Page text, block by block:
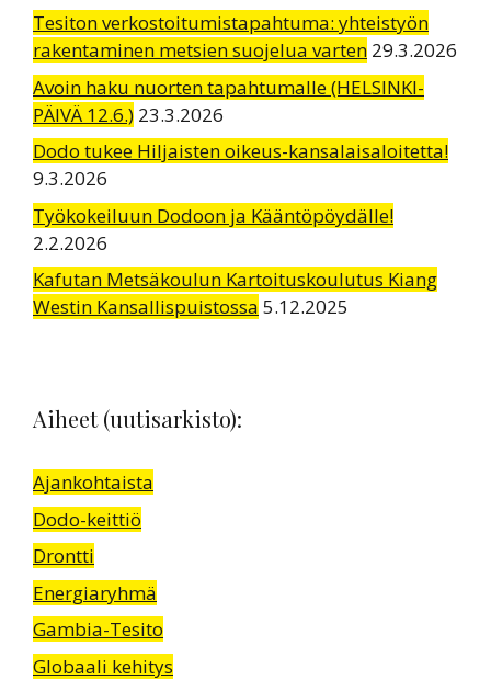
Tesiton verkostoitumistapahtuma: yhteistyön
rakentaminen metsien suojelua varten 29.3.2026
Avoin haku nuorten tapahtumalle (HELSINKI-
PÄIVÄ 12.6.) 23.3.2026
Dodo tukee Hiljaisten oikeus-kansalaisaloitetta!
9.3.2026
Työkokeiluun Dodoon ja Kääntöpöydälle!
2.2.2026
Kafutan Metsäkoulun Kartoituskoulutus Kiang
Westin Kansallispuistossa 5.12.2025
Aiheet (uutisarkisto):
Ajankohtaista
Dodo-keittiö
Drontti
Energiaryhmä
Gambia-Tesito
Globaali kehitys